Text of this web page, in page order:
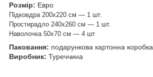
Розмір: Евро
Підковдра 200х220 см — 1 шт.
Простирадло 240х260 см — 1 шт.
Наволочка 50х70 см — 4 шт
Паковання: подарункова картонна коробка
Виробник: Туреччина